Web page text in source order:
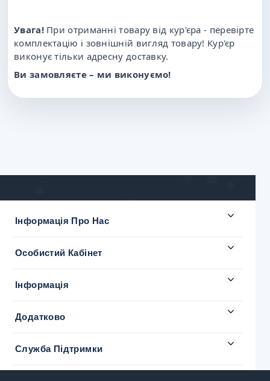
Увага! При отриманні товару від кур'єра - перевірте
комплектацію і зовнішній вигляд товару! Кур'єр
виконує тільки адресну доставку.
Ви замовляєте – ми виконуємо!
Інформація Про Нас
Особистий Кабінет
Інформація
Додатково
Служба Підтримки